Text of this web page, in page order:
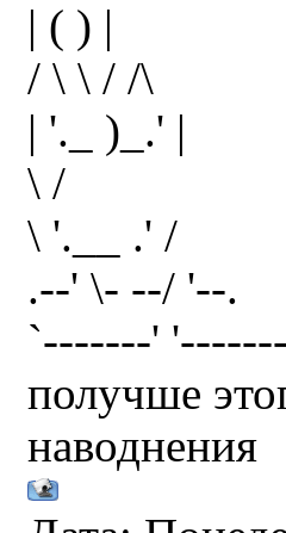
| ( ) |
/ \ \ / /\
| '._ )_.' |
\ /
\ '.__ .' /
.--' \- --/ '--.
`-------' '-------
получше
наводнения